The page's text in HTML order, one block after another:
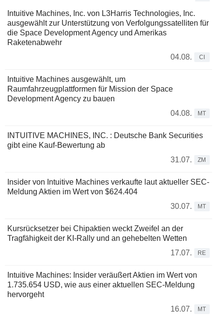
Intuitive Machines, Inc. von L3Harris Technologies, Inc.
ausgewählt zur Unterstützung von Verfolgungssatelliten für
die Space Development Agency und Amerikas
Raketenabwehr
04.08.
CI
Intuitive Machines ausgewählt, um
Raumfahrzeugplattformen für Mission der Space
Development Agency zu bauen
04.08.
MT
INTUITIVE MACHINES, INC. : Deutsche Bank Securities
gibt eine Kauf-Bewertung ab
31.07.
ZM
Insider von Intuitive Machines verkaufte laut aktueller SEC-
Meldung Aktien im Wert von $624.404
30.07.
MT
Kursrücksetzer bei Chipaktien weckt Zweifel an der
Tragfähigkeit der KI-Rally und an gehebelten Wetten
17.07.
RE
Intuitive Machines: Insider veräußert Aktien im Wert von
1.735.654 USD, wie aus einer aktuellen SEC-Meldung
hervorgeht
16.07.
MT